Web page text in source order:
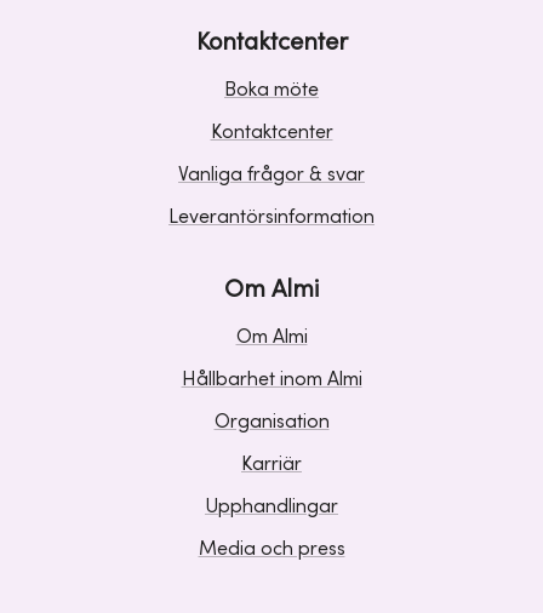
Kontaktcenter
Boka möte
Kontaktcenter
Vanliga frågor & svar
Leverantörsinformation
Om Almi
Om Almi
Hållbarhet inom Almi
Organisation
Karriär
Upphandlingar
Media och press